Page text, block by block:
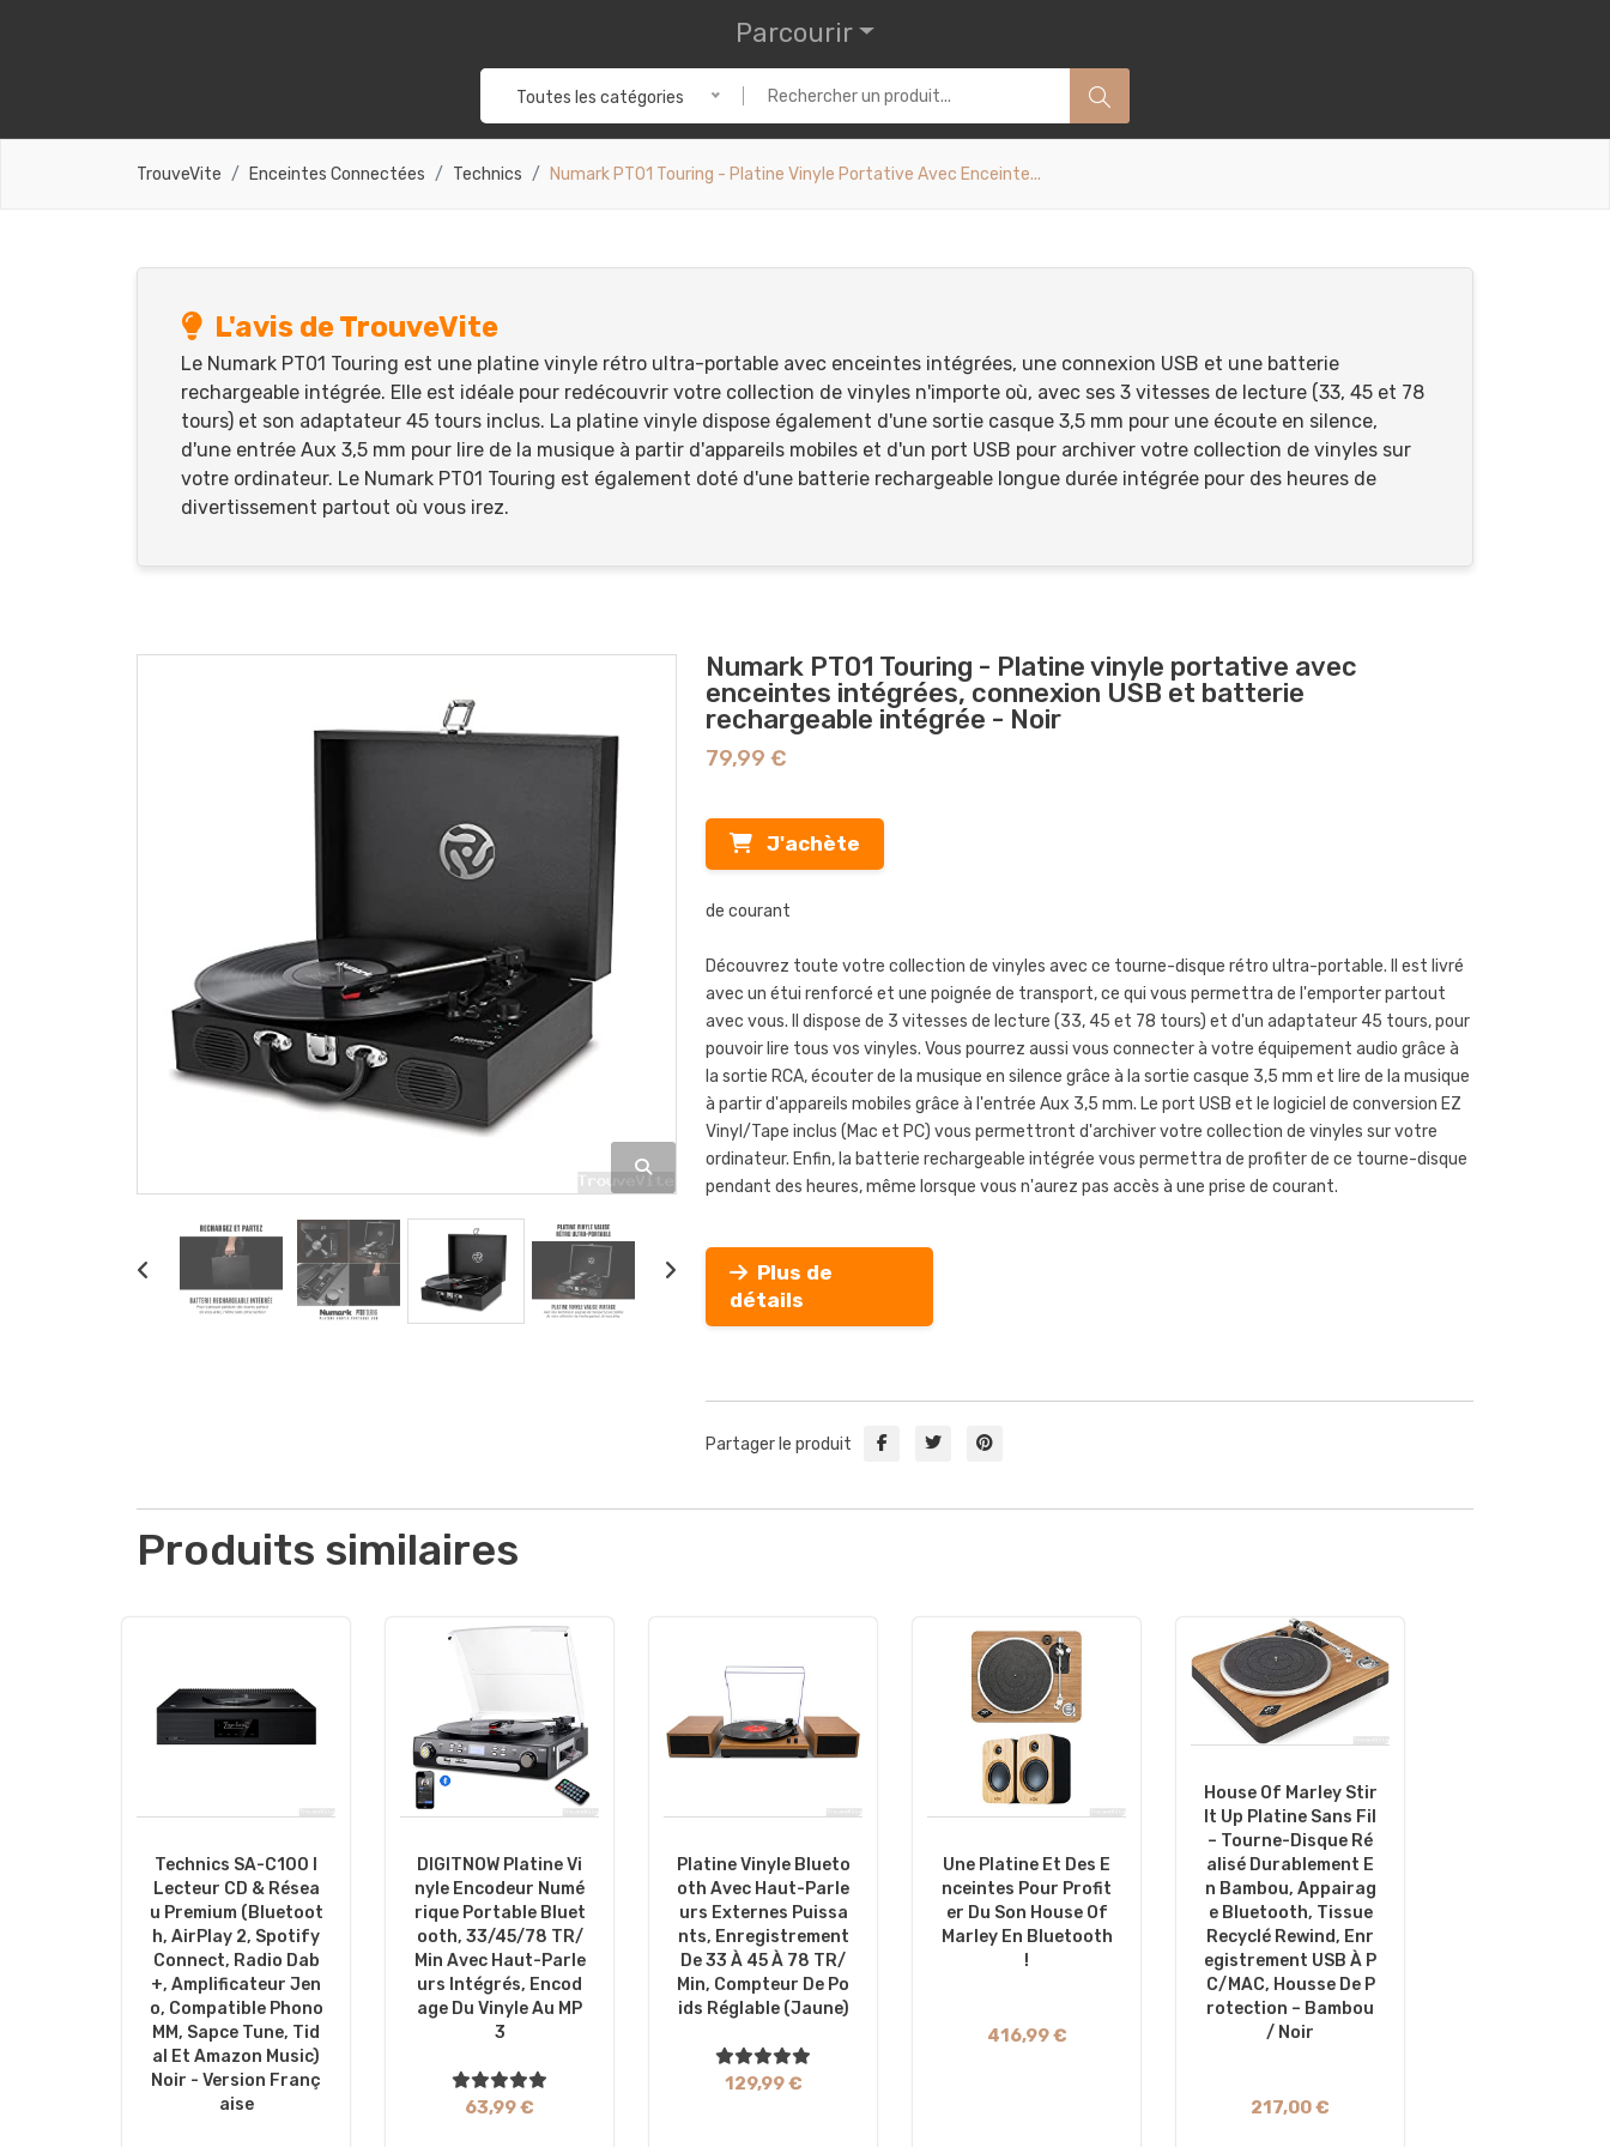
Parcourir
Toutes les catégories
TrouveVite Enceintes Connectées Technics Numark PT01 Touring - Platine Vinyle Portative Avec Enceinte...
L'avis de TrouveVite
Le Numark PT01 Touring est une platine vinyle rétro ultra-portable avec enceintes intégrées, une connexion USB et une batterie
rechargeable intégrée. Elle est idéale pour redécouvrir votre collection de vinyles n'importe où, avec ses 3 vitesses de lecture (33, 45 et 78
tours) et son adaptateur 45 tours inclus. La platine vinyle dispose également d'une sortie casque 3,5 mm pour une écoute en silence,
d'une entrée Aux 3,5 mm pour lire de la musique à partir d'appareils mobiles et d'un port USB pour archiver votre collection de vinyles sur
votre ordinateur. Le Numark PT01 Touring est également doté d'une batterie rechargeable longue durée intégrée pour des heures de
divertissement partout où vous irez.
Numark PT01 Touring - Platine vinyle portative avec
enceintes intégrées, connexion USB et batterie
rechargeable intégrée - Noir
79,99 €
J'achète
de courant
Découvrez toute votre collection de vinyles avec ce tourne-disque rétro ultra-portable. Il est livré
avec un étui renforcé et une poignée de transport, ce qui vous permettra de l'emporter partout
avec vous. Il dispose de 3 vitesses de lecture (33, 45 et 78 tours) et d'un adaptateur 45 tours, pour
pouvoir lire tous vos vinyles. Vous pourrez aussi vous connecter à votre équipement audio grâce à
la sortie RCA, écouter de la musique en silence grâce à la sortie casque 3,5 mm et lire de la musique
à partir d'appareils mobiles grâce à l'entrée Aux 3,5 mm. Le port USB et le logiciel de conversion EZ
Vinyl/Tape inclus (Mac et PC) vous permettront d'archiver votre collection de vinyles sur votre
ordinateur. Enfin, la batterie rechargeable intégrée vous permettra de profiter de ce tourne-disque
pendant des heures, même lorsque vous n'aurez pas accès à une prise de courant.
Plus de
détails
Partager le produit
Produits similaires
Technics SA-C100 I
Lecteur CD & Résea
U Premium (Bluetoot
H, AirPlay 2, Spotify
Connect, Radio Dab
+, Amplificateur Jen
O, Compatible Phono
MM, Sapce Tune, Tid
Al Et Amazon Music)
Noir - Version Franç
Aise
DIGITNOW Platine Vi
Nyle Encodeur Numé
Rique Portable Bluet
Ooth, 33/45/78 TR/
Min Avec Haut-Parle
Urs Intégrés, Encod
Age Du Vinyle Au MP
3
63,99 €
Platine Vinyle Blueto
Oth Avec Haut-Parle
Urs Externes Puissa
Nts, Enregistrement
De 33 À 45 À 78 TR/
Min, Compteur De Po
Ids Réglable (jaune)
129,99 €
Une Platine Et Des E
Nceintes Pour Profit
Er Du Son House Of
Marley En Bluetooth
!
416,99 €
House Of Marley Stir
It Up Platine Sans Fil
– Tourne-Disque Ré
Alisé Durablement E
N Bambou, Appairag
E Bluetooth, Tissue
Recyclé Rewind, Enr
Egistrement USB À P
C/MAC, Housse De P
Rotection – Bambou
/ Noir
217,00 €